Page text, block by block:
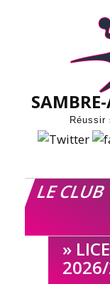
Réussir
LE CLUB